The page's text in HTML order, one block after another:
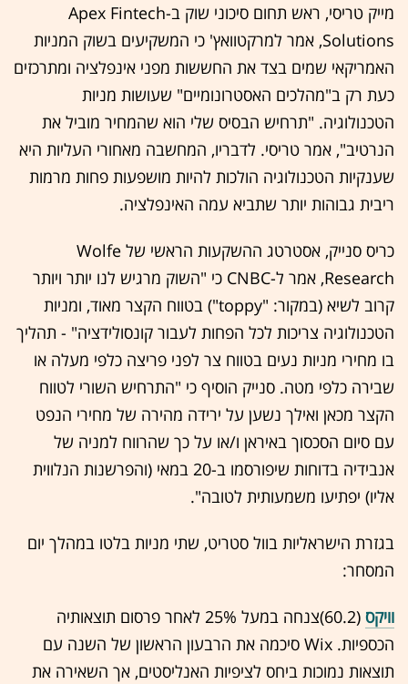
מייק טריסי, ראש תחום סיכוני שוק ב-Apex Fintech
Solutions, אמר למרקטוואץ' כי המשקיעים בשוק המניות
האמריקאי שמים בצד את החששות מפני אינפלציה ומתרכזים
כעת רק ב"מהלכים האסטרונומיים" שעושות מניות
הטכנולוגיה. "תרחיש הבסיס שלי הוא שהמחיר מוביל את
הנרטיב", אמר טריסי. לדבריו, המחשבה מאחורי העליות היא
שענקיות הטכנולוגיה הולכות להיות מושפעות פחות מרמות
ריבית גבוהות יותר שתביא עמה האינפלציה.
כריס סנייק, אסטרטג ההשקעות הראשי של Wolfe
Research, אמר ל-CNBC כי "השוק מרגיש לנו יותר ויותר
קרוב לשיא (במקור: "toppy") בטווח הקצר מאוד, ומניות
הטכנולוגיה צריכות לכל הפחות לעבור קונסולידציה" - תהליך
בו מחירי מניות נעים בטווח צר לפני פריצה כלפי מעלה או
שבירה כלפי מטה. סנייק הוסיף כי "התרחיש השורי לטווח
הקצר מכאן ואילך נשען על ירידה מהירה של מחירי הנפט
עם סיום הסכסוך באיראן ו/או על כך שהרווח למניה של
אנבידיה בדוחות שיפורסמו ב-20 במאי (והפרשנות הנלווית
אליו) יפתיעו משמעותית לטובה".
בגזרת הישראליות בוול סטריט, שתי מניות בלטו במהלך יום
המסחר:
וויקס
(60.2)צנחה במעל 25% לאחר פרסום תוצאותיה
הכספיות. Wix סיכמה את הרבעון הראשון של השנה עם
תוצאות נמוכות ביחס לציפיות האנליסטים, אך השאירה את